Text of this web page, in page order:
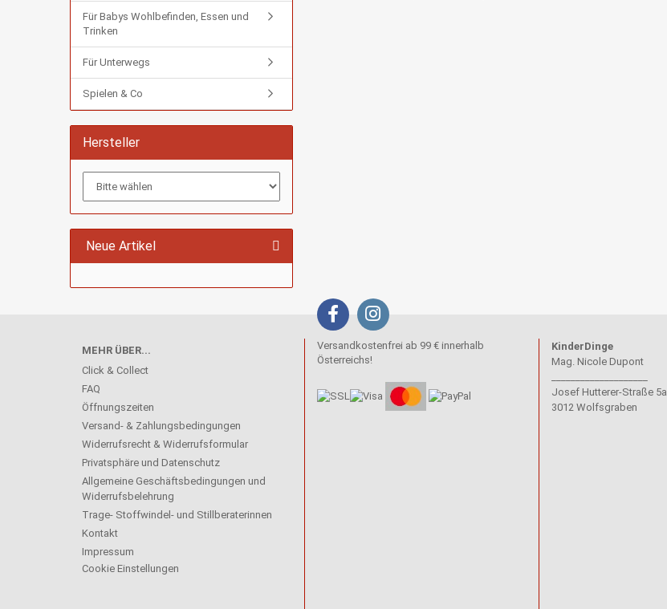
Für Babys Wohlbefinden, Essen und
Trinken
Für Unterwegs
Spielen & Co
Hersteller
Neue Artikel
MEHR ÜBER...
Click & Collect
FAQ
Öffnungszeiten
Versand- & Zahlungsbedingungen
Widerrufsrecht & Widerrufsformular
Privatsphäre und Datenschutz
Allgemeine Geschäftsbedingungen und
Widerrufsbelehrung
Trage- Stoffwindel- und Stillberaterinnen
Kontakt
Impressum
Cookie Einstellungen
Versandkostenfrei ab 99 € innerhalb
Österreichs!
KinderDinge
Mag. Nicole Dupont
Josef Hutterer-Straße 5a
3012 Wolfsgraben